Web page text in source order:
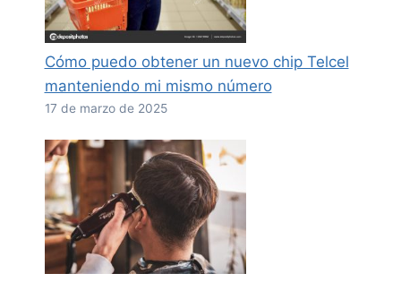
Cómo puedo obtener un nuevo chip Telcel
manteniendo mi mismo número
17 de marzo de 2025